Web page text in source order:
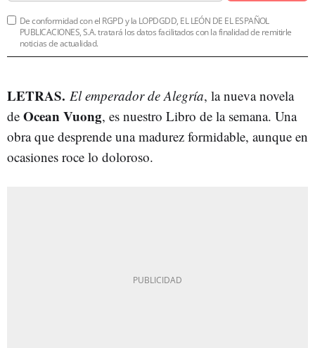
De conformidad con el RGPD y la LOPDGDD, EL LEÓN DE EL ESPAÑOL
PUBLICACIONES, S.A. tratará los datos facilitados con la finalidad de remitirle
noticias de actualidad.
LETRAS. El emperador de Alegría, la nueva novela
de Ocean Vuong, es nuestro Libro de la semana. Una
obra que desprende una madurez formidable, aunque en
ocasiones roce lo doloroso.